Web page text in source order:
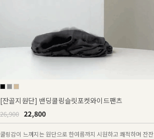
[잔골지원단] 밴딩쿨링슬릿포켓와이드팬츠
26,900 22,800
쿨링감이 느껴지는 원단으로 한여름까지 시원하고 쾌적하며 잔잔